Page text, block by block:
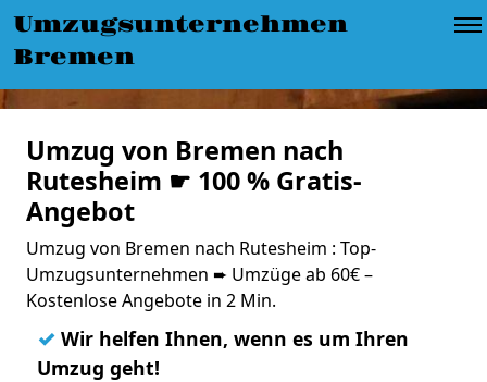
Umzugsunternehmen
Bremen
Umzug von Bremen nach
Rutesheim ☛ 100 % Gratis-
Angebot
Umzug von Bremen nach Rutesheim : Top-
Umzugsunternehmen ➨ Umzüge ab 60€ –
Kostenlose Angebote in 2 Min.
✓ Wir helfen Ihnen, wenn es um Ihren
Umzug geht!